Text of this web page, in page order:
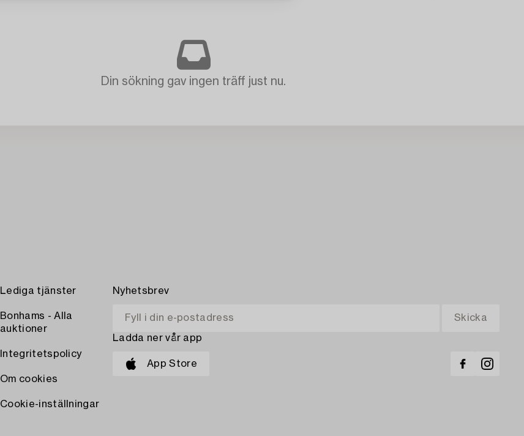
Din sökning gav ingen träff just nu.
Lediga tjänster
Bonhams - Alla
auktioner
Integritetspolicy
Om cookies
Cookie-inställningar
Nyhetsbrev
Ladda ner vår app
App Store